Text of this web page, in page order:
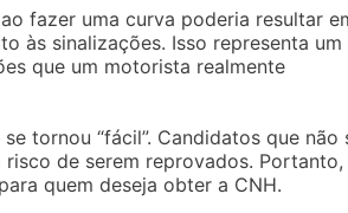
fazer uma curva poderia resultar
às sinalizações. Isso representa um
que um motorista realmente
tornou “fácil”. Candidatos que não
de serem reprovados. Portanto,
quem deseja obter a CNH.